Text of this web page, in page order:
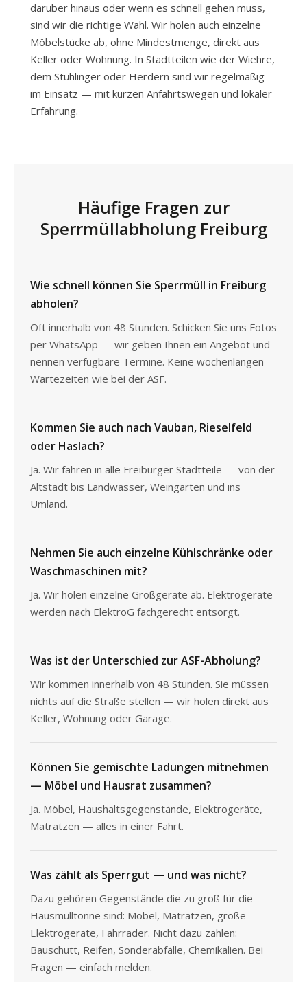
darüber hinaus oder wenn es schnell gehen muss,
sind wir die richtige Wahl. Wir holen auch einzelne
Möbelstücke ab, ohne Mindestmenge, direkt aus
Keller oder Wohnung. In Stadtteilen wie der Wiehre,
dem Stühlinger oder Herdern sind wir regelmäßig
im Einsatz — mit kurzen Anfahrtswegen und lokaler
Erfahrung.
Häufige Fragen zur
Sperrmüllabholung Freiburg
Wie schnell können Sie Sperrmüll in Freiburg
abholen?
Oft innerhalb von 48 Stunden. Schicken Sie uns Fotos
per WhatsApp — wir geben Ihnen ein Angebot und
nennen verfügbare Termine. Keine wochenlangen
Wartezeiten wie bei der ASF.
Kommen Sie auch nach Vauban, Rieselfeld
oder Haslach?
Ja. Wir fahren in alle Freiburger Stadtteile — von der
Altstadt bis Landwasser, Weingarten und ins
Umland.
Nehmen Sie auch einzelne Kühlschränke oder
Waschmaschinen mit?
Ja. Wir holen einzelne Großgeräte ab. Elektrogeräte
werden nach ElektroG fachgerecht entsorgt.
Was ist der Unterschied zur ASF-Abholung?
Wir kommen innerhalb von 48 Stunden. Sie müssen
nichts auf die Straße stellen — wir holen direkt aus
Keller, Wohnung oder Garage.
Können Sie gemischte Ladungen mitnehmen
— Möbel und Hausrat zusammen?
Ja. Möbel, Haushaltsgegenstände, Elektrogeräte,
Matratzen — alles in einer Fahrt.
Was zählt als Sperrgut — und was nicht?
Dazu gehören Gegenstände die zu groß für die
Hausmülltonne sind: Möbel, Matratzen, große
Elektrogeräte, Fahrräder. Nicht dazu zählen:
Bauschutt, Reifen, Sonderabfälle, Chemikalien. Bei
Fragen — einfach melden.